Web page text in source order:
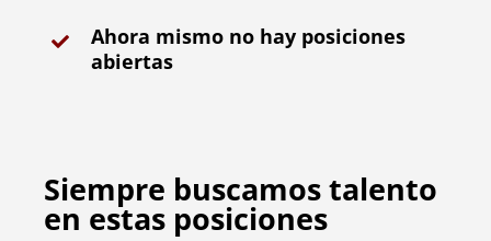
Ahora mismo no hay posiciones
abiertas
Siempre buscamos talento
en estas posiciones